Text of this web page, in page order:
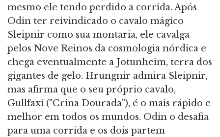
mesmo ele tendo perdido a corrida. Após
Odin ter reivindicado o cavalo mágico
Sleipnir como sua montaria, ele cavalga
pelos Nove Reinos da cosmologia nórdica e
chega eventualmente a Jotunheim, terra dos
gigantes de gelo. Hrungnir admira Sleipnir,
mas afirma que o seu próprio cavalo,
Gullfaxi ("Crina Dourada"), é o mais rápido e
melhor em todos os mundos. Odin o desafia
para uma corrida e os dois partem